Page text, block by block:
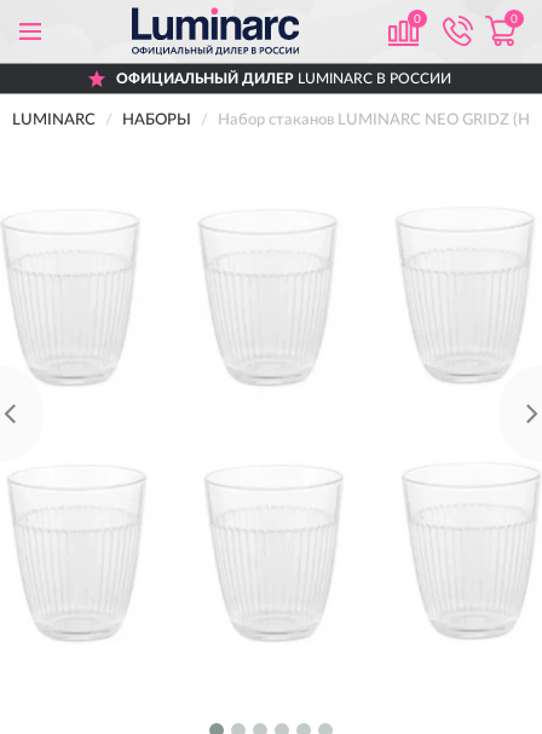
0 0
ОФИЦИАЛЬНЫЙ ДИЛЕР LUMINARC В РОССИИ
LUMINARC НАБОРЫ Набор стаканов LUMINARC NEO GRIDZ